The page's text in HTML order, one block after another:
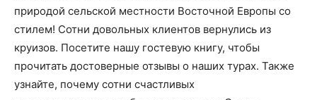
природой сельской местности Восточной Европы со
стилем! Сотни довольных клиентов вернулись из
круизов. Посетите нашу гостевую книгу, чтобы
прочитать достоверные отзывы о наших турах. Также
узнайте, почему сотни счастливых